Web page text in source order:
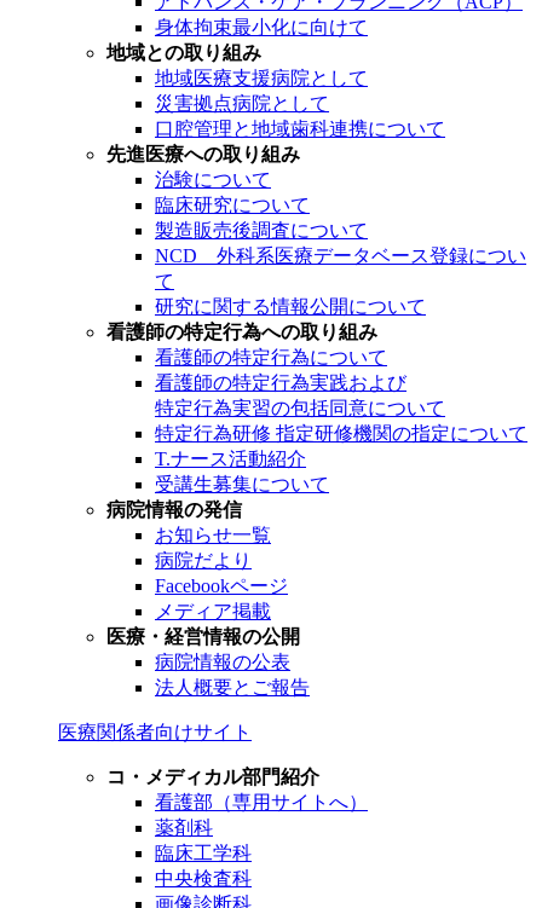
身体拘束最小化に向けて
地域との取り組み
地域医療支援病院として
災害拠点病院として
口腔管理と地域歯科連携について
先進医療への取り組み
治験について
臨床研究について
製造販売後調査について
NCD 外科系医療データベース登録につい
て
研究に関する情報公開について
看護師の特定行為への取り組み
看護師の特定行為について
看護師の特定行為実践および
特定行為実習の包括同意について
特定行為研修 指定研修機関の指定について
T.ナース活動紹介
受講生募集について
病院情報の発信
お知らせ一覧
病院だより
Facebookページ
メディア掲載
医療・経営情報の公開
病院情報の公表
法人概要とご報告
医療関係者向けサイト
コ・メディカル部門紹介
看護部（専用サイトへ）
薬剤科
臨床工学科
中央検査科
画像診断科